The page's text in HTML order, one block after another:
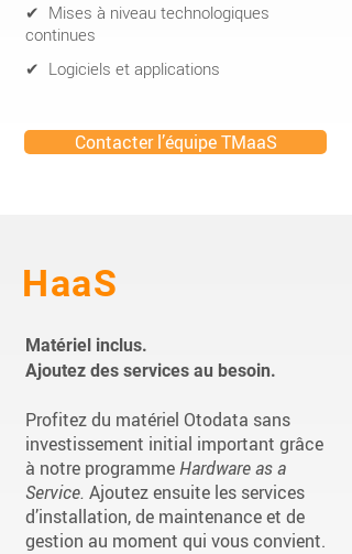
✔ Mises à niveau technologiques
continues
✔ Logiciels et applications
Contacter l’équipe TMaaS
HaaS
Matériel inclus.
Ajoutez des services au besoin.
Profitez du matériel Otodata sans
investissement initial important grâce
à notre programmeHardware as a
Service. Ajoutez ensuite les services
d’installation, de maintenance et de
gestion au moment qui vous convient.